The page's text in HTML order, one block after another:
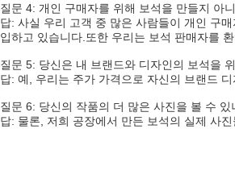
질문 4: 개인 구매자를 위해 보석을 만들지 아
답: 사실 우리 고객 중 많은 사람들이 개인 구
입하고 있습니다.또한 우리는 보석 판매자를
질문 5: 당신은 내 브랜드와 디자인의 보석을
답: 예, 우리는 주가 가격으로 자신의 브랜드
질문 6: 당신의 작품의 더 많은 사진을 볼 수 있
답: 물론, 저희 공장에서 만든 보석의 실제 사